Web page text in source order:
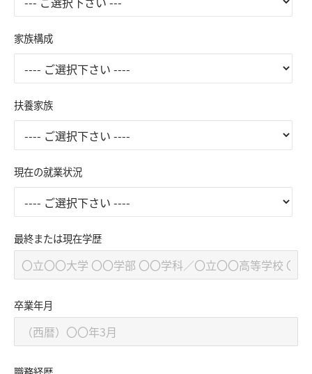
家族構成
扶養家族
現在の就業状況
最終または現在学歴
卒業年月